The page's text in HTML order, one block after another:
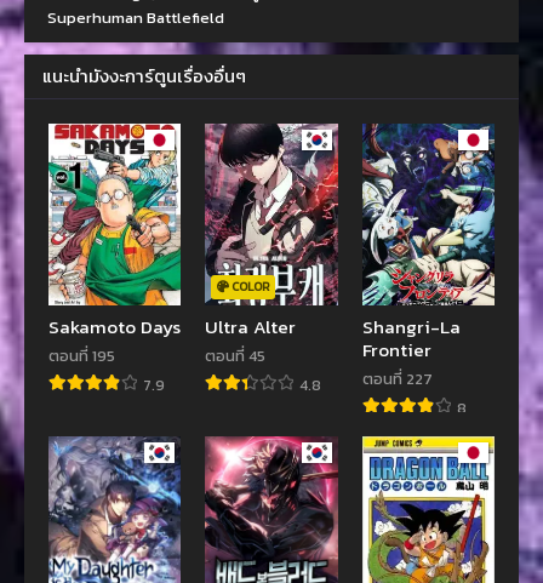
Superhuman Battlefield
แนะนำมังงะการ์ตูนเรื่องอื่นๆ
Sakamoto Days
ตอนที่ 195
7.9
COLOR
Ultra Alter
ตอนที่ 45
4.8
Shangri-La
Frontier
ตอนที่ 227
8